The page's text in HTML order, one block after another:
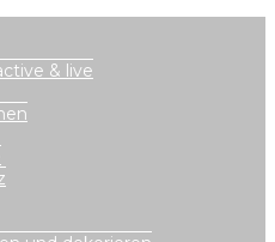
& live